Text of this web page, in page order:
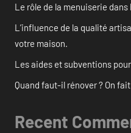
Le rôle de la menuiserie
L’influence de la qualité
votre maison.
Les aides et subventions
Quand faut-il rénover ? On
Recent